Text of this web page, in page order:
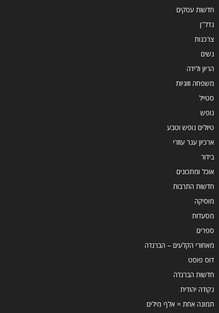
חדשות עסקים
נדל''ן
צרכנות
נשים
הריון ולידה
משפחה וזוגיות
סטייל
נופש
טיולים נופש וטבע
ארכיון ענר עוזרי
בידור
אוכל ומתכונים
חדשות התרבות
מוסיקה
מסעדות
ספרים
מאחורי הקלעים – הברנז'ה
דוס פוסט
חדשות הברנז'ה
נקודה יהודית
תמונה אחת = אלף מילים